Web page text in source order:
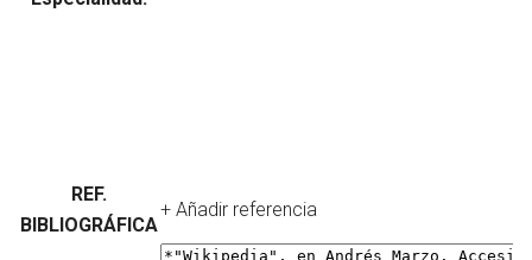
REF.
BIBLIOGRÁFICA
+ Añadir referencia